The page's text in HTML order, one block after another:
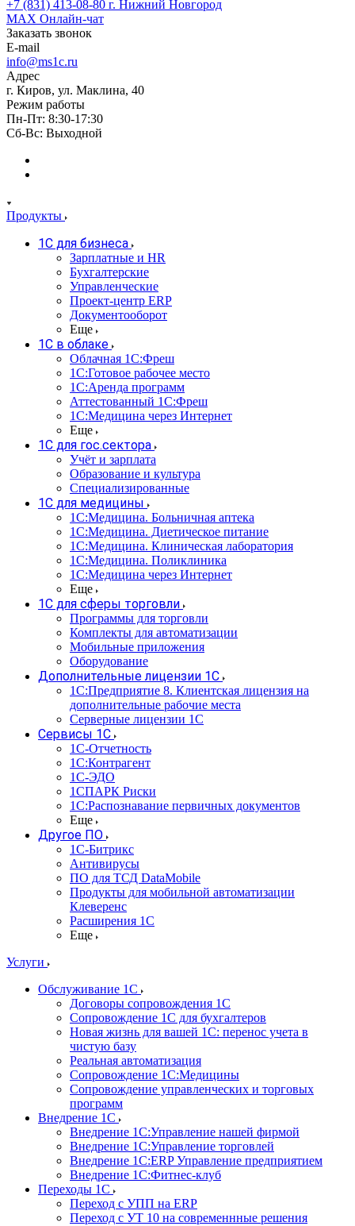
+7 (831) 413-08-80 г. Нижний Новгород
MAX Онлайн-чат
Заказать звонок
E-mail
info@ms1c.ru
Адрес
г. Киров, ул. Маклина, 40
Режим работы
Пн-Пт: 8:30-17:30
Cб-Вс: Выходной
Продукты
1С для бизнеса
Зарплатные и HR
Бухгалтерские
Управленческие
Проект-центр ERP
Документооборот
Еще
1C в облаке
Облачная 1С:Фреш
1С:Готовое рабочее место
1C:Аренда программ
Аттестованный 1С:Фреш
1С:Медицина через Интернет
Еще
1С для гос.сектора
Учёт и зарплата
Образование и культура
Специализированные
1С для медицины
1С:Медицина. Больничная аптека
1С:Медицина. Диетическое питание
1С:Медицина. Клиническая лаборатория
1С:Медицина. Поликлиника
1С:Медицина через Интернет
Еще
1С для сферы торговли
Программы для торговли
Комплекты для автоматизации
Мобильные приложения
Оборудование
Дополнительные лицензии 1С
1С:Предприятие 8. Клиентская лицензия на
дополнительные рабочие места
Серверные лицензии 1С
Сервисы 1С
1С-Отчетность
1С:Контрагент
1С-ЭДО
1СПАРК Риски
1С:Распознавание первичных документов
Еще
Другое ПО
1С-Битрикс
Антивирусы
ПО для ТСД DataMobile
Продукты для мобильной автоматизации
Клеверенс
Расширения 1С
Еще
Услуги
Обслуживание 1С
Договоры сопровождения 1С
Сопровождение 1С для бухгалтеров
Новая жизнь для вашей 1С: перенос учета в
чистую базу
Реальная автоматизация
Сопровождение 1С:Медицины
Сопровождение управленческих и торговых
программ
Внедрение 1С
Внедрение 1С:Управление нашей фирмой
Внедрение 1С:Управление торговлей
Внедрение 1С:ERP Управление предприятием
Внедрение 1С:Фитнес-клуб
Переходы 1С
Переход с УПП на ERP
Переход с УТ 10 на современнные решения